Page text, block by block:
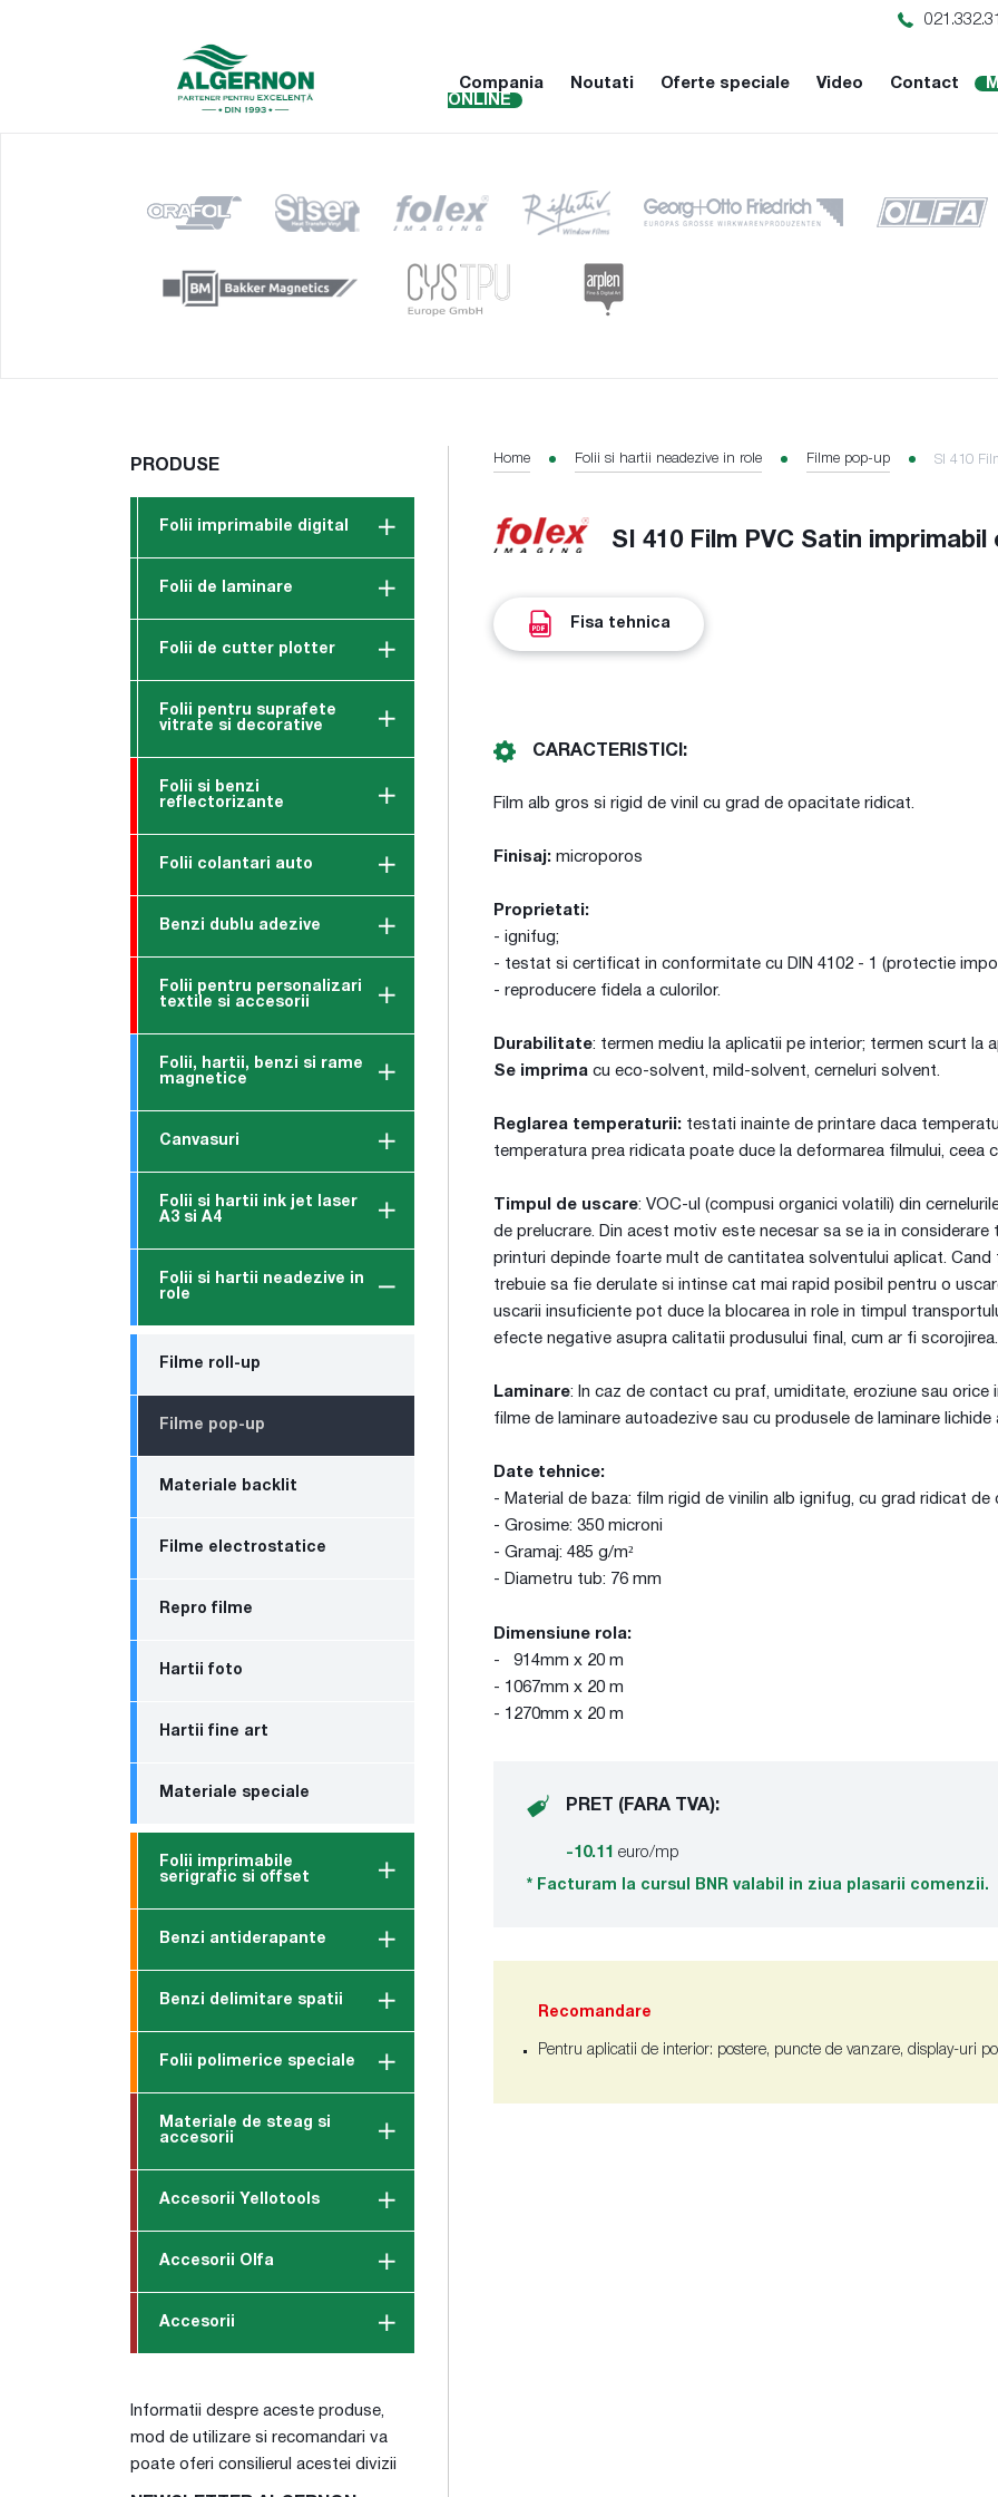
Compania Noutati Oferte speciale Video Contact
ONLINE
PRODUSE
Folii imprimabile digital
Folii de laminare
Folii de cutter plotter
Folii pentru suprafete
vitrate si decorative
Folii si benzi
reflectorizante
Folii colantari auto
Benzi dublu adezive
Folii pentru personalizari
textile si accesorii
Folii, hartii, benzi si rame
magnetice
Canvasuri
Folii si hartii ink jet laser
A3 si A4
Folii si hartii neadezive in
role
Filme roll-up
Filme pop-up
Materiale backlit
Filme electrostatice
Repro filme
Hartii foto
Hartii fine art
Materiale speciale
Folii imprimabile
serigrafic si offset
Benzi antiderapante
Benzi delimitare spatii
Folii polimerice speciale
Materiale de steag si
accesorii
Accesorii Yellotools
Accesorii Olfa
Accesorii
Informatii despre aceste produse,
mod de utilizare si recomandari va
poate oferi consilierul acestei divizii
Home Folii si hartii neadezive in role Filme pop-up SI 410
SI 410 Film PVC Satin
Fisa tehnica
CARACTERISTICI:
Film alb gros si rigid de vinil cu grad de opacitate ridicat.
Finisaj: microporos
Proprietati:
- ignifug;
- testat si certificat in conformitate cu DIN 4102 - 1 (protectie
- reproducere fidela a culorilor.
Durabilitate: termen mediu la aplicatii pe interior; termen scurt la
Se imprima cu eco-solvent, mild-solvent, cerneluri solvent.
Reglarea temperaturii: testati inainte de printare daca
temperatura prea ridicata poate duce la deformarea filmului, ceea
Timpul de uscare: VOC-ul (compusi organici volatili) din
de prelucrare. Din acest motiv este necesar sa se ia in
printuri depinde foarte mult de cantitatea solventului aplicat.
trebuie sa fie derulate si intinse cat mai rapid posibil pentru o
uscarii insuficiente pot duce la blocarea in role in timpul
efecte negative asupra calitatii produsului final, cum ar fi scorojirea.
Laminare: In caz de contact cu praf, umiditate, eroziune sau
filme de laminare autoadezive sau cu produsele de laminare lichide
Date tehnice:
- Material de baza: film rigid de vinilin alb ignifug, cu grad ridicat de
- Grosime: 350 microni
- Gramaj: 485 g/m²
- Diametru tub: 76 mm
Dimensiune rola:
- 914mm x 20 m
- 1067mm x 20 m
- 1270mm x 20 m
PRET (FARA TVA):
-10.11 euro/mp
* Facturam la cursul BNR valabil in ziua plasarii comenzii.
Recomandare
Pentru aplicatii de interior: postere, puncte de vanzare, display-uri